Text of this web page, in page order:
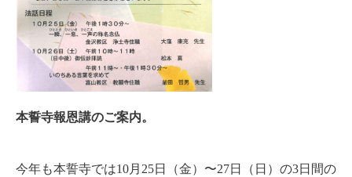
本誓寺報恩講のご案内。
今年も本誓寺では10月25日（金）〜27日（日）の3日間の